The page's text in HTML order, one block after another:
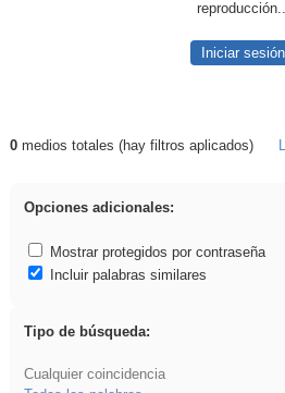
Iniciar sesión
Resultados de: soldador
0medios totales (hay filtros aplicados)
Opciones adicionales:
Mostrar protegidos por contraseña
Incluir palabras similares
Tipo de búsqueda:
Cualquier coincidencia